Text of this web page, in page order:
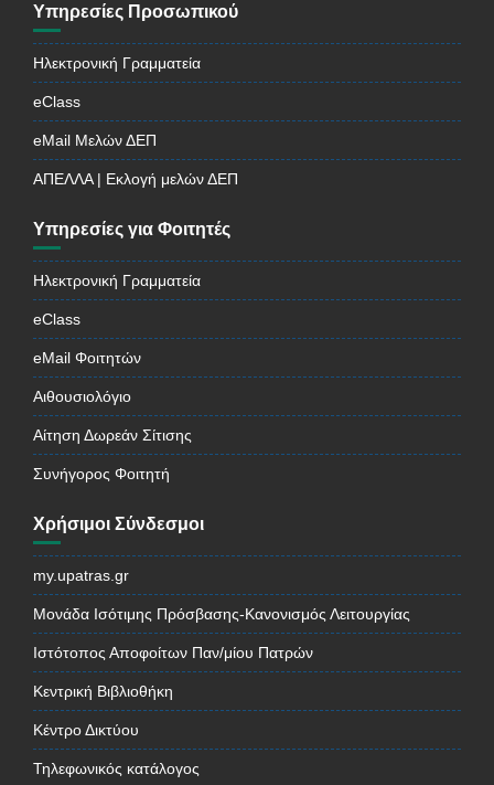
Υπηρεσίες Προσωπικού
Ηλεκτρονική Γραμματεία
eClass
eMail Μελών ΔΕΠ
ΑΠΕΛΛΑ | Εκλογή μελών ΔΕΠ
Υπηρεσίες για Φοιτητές
Ηλεκτρονική Γραμματεία
eClass
eMail Φοιτητών
Αιθουσιολόγιο
Αίτηση Δωρεάν Σίτισης
Συνήγορος Φοιτητή
Χρήσιμοι Σύνδεσμοι
my.upatras.gr
Μονάδα Ισότιμης Πρόσβασης-Κανονισμός Λειτουργίας
Ιστότοπος Αποφοίτων Παν/μίου Πατρών
Κεντρική Βιβλιοθήκη
Κέντρο Δικτύου
Τηλεφωνικός κατάλογος